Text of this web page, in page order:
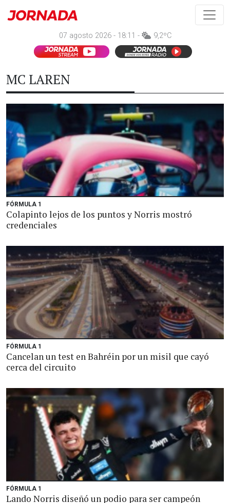
07 agosto 2026 - 18:11 - 9,2ºC
MC LAREN
FÓRMULA 1
Colapinto lejos de los puntos y Norris mostró
credenciales
FÓRMULA 1
Cancelan un test en Bahréin por un misil que cayó
cerca del circuito
FÓRMULA 1
Lando Norris diseñó un podio para ser campeón